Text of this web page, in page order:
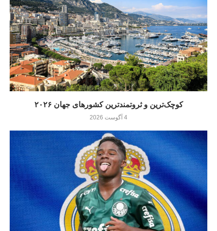
کوچک‌ترین و ثروتمندترین کشورهای جهان ۲۰۲۶
4 آگوست 2026